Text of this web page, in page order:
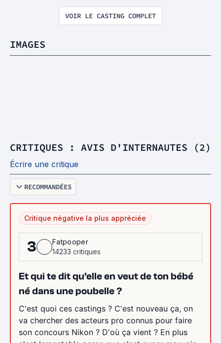
VOIR LE CASTING COMPLET
IMAGES
CRITIQUES : AVIS D'INTERNAUTES (2)
Écrire une critique
RECOMMANDÉES
Critique négative la plus appréciée
3
Fatpooper
14233 critiques
Et qui te dit qu'elle en veut de ton bébé
né dans une poubelle ?
C'est quoi ces castings ? C'est nouveau ça, on
va chercher des acteurs pro connus pour faire
son concours Nikon ? D'où ça vient ? En plus